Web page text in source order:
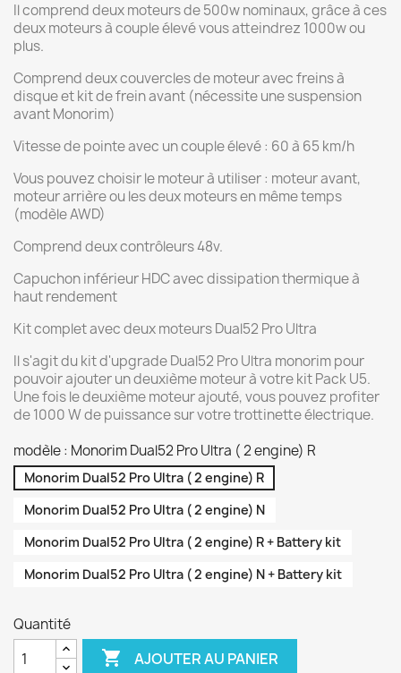
Il comprend deux moteurs de 500w nominaux, grâce à ces
deux moteurs à couple élevé vous atteindrez 1000w ou
plus.
Comprend deux couvercles de moteur avec freins à
disque et kit de frein avant (nécessite une suspension
avant Monorim)
Vitesse de pointe avec un couple élevé : 60 à 65 km/h
Vous pouvez choisir le moteur à utiliser : moteur avant,
moteur arrière ou les deux moteurs en même temps
(modèle AWD)
Comprend deux contrôleurs 48v.
Capuchon inférieur HDC avec dissipation thermique à
haut rendement
Kit complet avec deux moteurs Dual52 Pro Ultra
Il s'agit du kit d'upgrade Dual52 Pro Ultra monorim pour
pouvoir ajouter un deuxième moteur à votre kit Pack U5.
Une fois le deuxième moteur ajouté, vous pouvez profiter
de 1000 W de puissance sur votre trottinette électrique.
modèle : Monorim Dual52 Pro Ultra ( 2 engine) R
Monorim Dual52 Pro Ultra ( 2 engine) R
Monorim Dual52 Pro Ultra ( 2 engine) N
Monorim Dual52 Pro Ultra ( 2 engine) R + Battery kit
Monorim Dual52 Pro Ultra ( 2 engine) N + Battery kit
Quantité
 AJOUTER AU PANIER